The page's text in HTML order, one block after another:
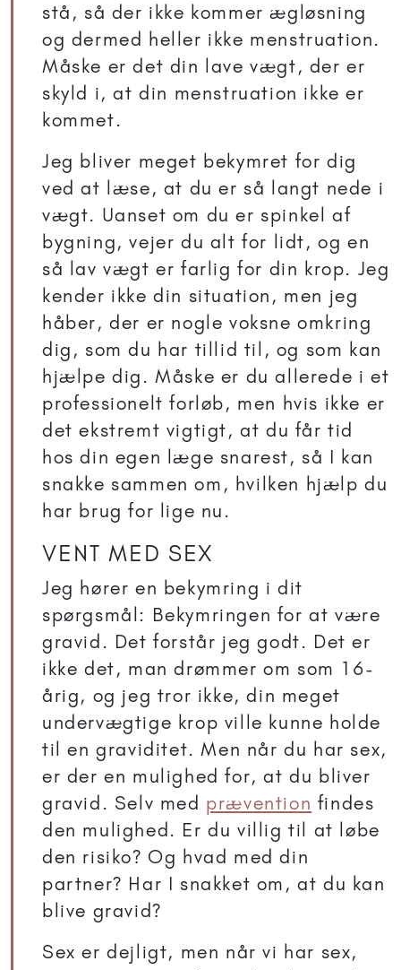
stå, så der ikke kommer ægløsning
og dermed heller ikke menstruation.
Måske er det din lave vægt, der er
skyld i, at din menstruation ikke er
kommet.
Jeg bliver meget bekymret for dig
ved at læse, at du er så langt nede i
vægt. Uanset om du er spinkel af
bygning, vejer du alt for lidt, og en
så lav vægt er farlig for din krop. Jeg
kender ikke din situation, men jeg
håber, der er nogle voksne omkring
dig, som du har tillid til, og som kan
hjælpe dig. Måske er du allerede i et
professionelt forløb, men hvis ikke er
det ekstremt vigtigt, at du får tid
hos din egen læge snarest, så I kan
snakke sammen om, hvilken hjælp du
har brug for lige nu.
VENT MED SEX
Jeg hører en bekymring i dit
spørgsmål: Bekymringen for at være
gravid. Det forstår jeg godt. Det er
ikke det, man drømmer om som 16-
årig, og jeg tror ikke, din meget
undervægtige krop ville kunne holde
til en graviditet. Men når du har sex,
er der en mulighed for, at du bliver
gravid. Selv med prævention findes
den mulighed. Er du villig til at løbe
den risiko? Og hvad med din
partner? Har I snakket om, at du kan
blive gravid?
Sex er dejligt, men når vi har sex,